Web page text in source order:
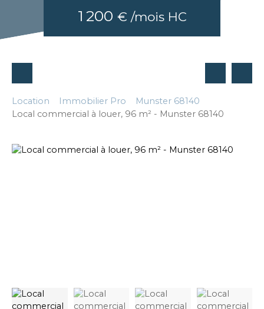
1 200 € /mois HC
Location Immobilier Pro
Munster 68140
Local commercial à louer, 96 m² - Munster 68140